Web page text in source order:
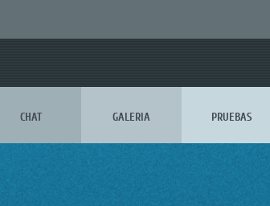
CHAT GALERIA PRUEBAS